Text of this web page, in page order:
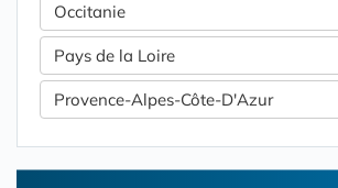
Occitanie
Pays de la Loire
Provence-Alpes-Côte-D'Azur